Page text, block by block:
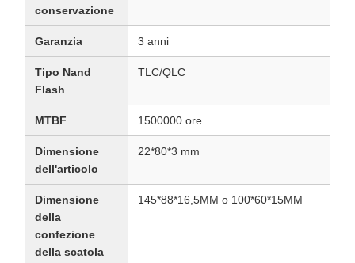
conservazione
Garanzia 3 anni
Tipo Nand
Flash
TLC/QLC
MTBF 1500000 ore
Dimensione
dell'articolo
22*80*3 mm
Dimensione
della
confezione
della scatola
145*88*16,5MM o 100*60*15MM